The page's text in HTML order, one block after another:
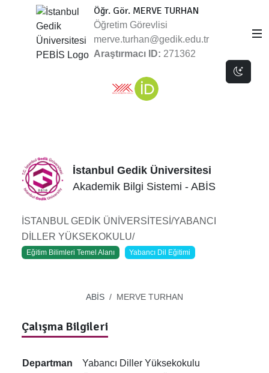
Dark
Öğr. Gör. MERVE TURHAN
Öğretim Görevlisi
merve.turhan@gedik.edu.tr
Araştırmacı ID: 271362
İstanbul Gedik Üniversitesi
Akademik Bilgi Sistemi - ABİS
İSTANBUL GEDİK ÜNİVERSİTESİ/YABANCI
DİLLER YÜKSEKOKULU/
Eğitim Bilimleri Temel Alanı Yabancı Dil Eğitimi
ABİS MERVE TURHAN
Çalışma Bilgileri
Departman
Yabancı Diller Yüksekokulu